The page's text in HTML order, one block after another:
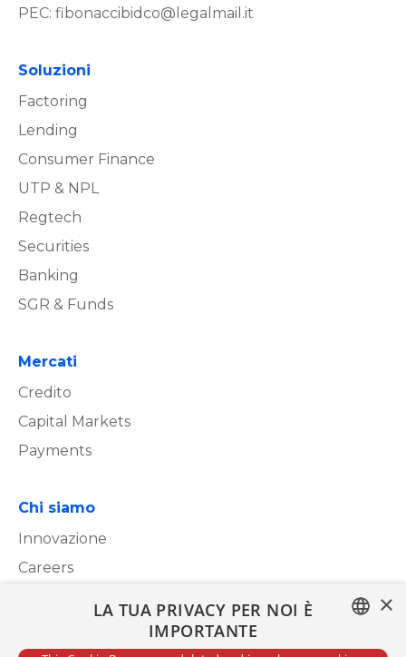
PEC: fibonaccibidco@legalmail.it
Soluzioni
Factoring
Lending
Consumer Finance
UTP & NPL
Regtech
Securities
Banking
SGR & Funds
Mercati
Credito
Capital Markets
Payments
Chi siamo
Innovazione
Careers
ITALIAN
×
LA TUA PRIVACY PER NOI È
IMPORTANTE